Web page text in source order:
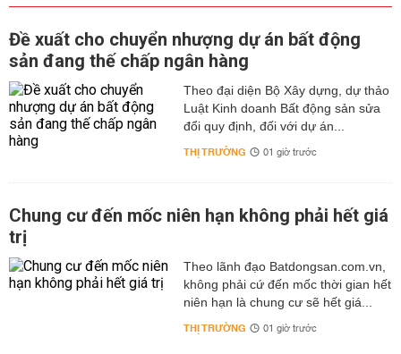
Đề xuất cho chuyển nhượng dự án bất động
sản đang thế chấp ngân hàng
Theo đại diện Bộ Xây dựng, dự thảo
Luật Kinh doanh Bất động sản sửa
đổi quy định, đối với dự án...
THỊ TRƯỜNG 01 giờ trước
Chung cư đến mốc niên hạn không phải hết giá
trị
Theo lãnh đạo Batdongsan.com.vn,
không phải cứ đến mốc thời gian hết
niên hạn là chung cư sẽ hết giá...
THỊ TRƯỜNG 01 giờ trước